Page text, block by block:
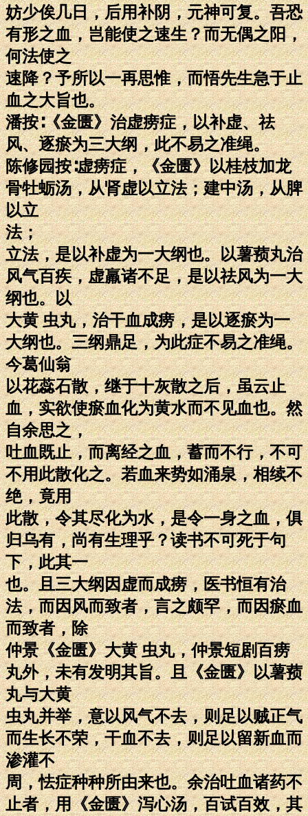
妨少俟几日，后用补阴，元神可复。吾恐
有形之血，岂能使之速生？而无偶之阳，
何法使之
速降？予所以一再思惟，而悟先生急于止
血之大旨也。
潘按∶《金匮》治虚痨症，以补虚、祛
风、逐瘀为三大纲，此不易之准绳。
陈修园按∶虚痨症，《金匮》以桂枝加龙
骨牡蛎汤，从肾虚以立法；建中汤，从脾
以立
法；
立法，是以补虚为一大纲也。以薯蓣丸治
风气百疾，虚羸诸不足，是以祛风为一大
纲也。以
大黄 虫丸，治干血成痨，是以逐瘀为一
大纲也。三纲鼎足，为此症不易之准绳。
今葛仙翁
以花蕊石散，继于十灰散之后，虽云止
血，实欲使瘀血化为黄水而不见血也。然
自余思之，
吐血既止，而离经之血，蓄而不行，不可
不用此散化之。若血来势如涌泉，相续不
绝，竟用
此散，令其尽化为水，是令一身之血，俱
归乌有，尚有生理乎？读书不可死于句
下，此其一
也。且三大纲因虚而成痨，医书恒有治
法，而因风而致者，言之颇罕，而因瘀血
而致者，除
仲景《金匮》大黄 虫丸，仲景短剧百痨
丸外，未有发明其旨。且《金匮》以薯蓣
丸与大黄
虫丸并举，意以风气不去，则足以贼正气
而生长不荣，干血不去，则足以留新血而
渗灌不
周，怯症种种所由来也。余治吐血诸药不
止者，用《金匮》泻心汤，百试百效，其